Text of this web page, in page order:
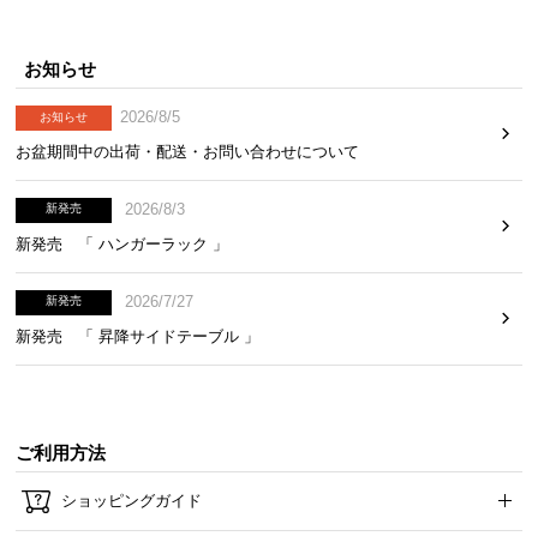
お知らせ
お知らせ
2026/8/5
お盆期間中の出荷・配送・お問い合わせについて
新発売
2026/8/3
新発売 「 ハンガーラック 」
新発売
2026/7/27
新発売 「 昇降サイドテーブル 」
ご利用方法
ショッピングガイド